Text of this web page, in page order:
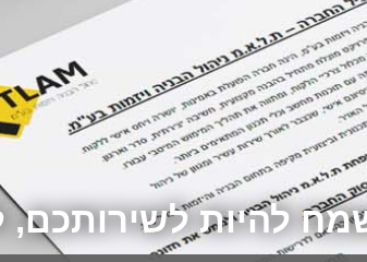
להיות לשירותכם,